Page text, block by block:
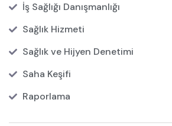
İş Sağlığı Danışmanlığı
Sağlık Hizmeti
Sağlık ve Hijyen Denetimi
Saha Keşifi
Raporlama